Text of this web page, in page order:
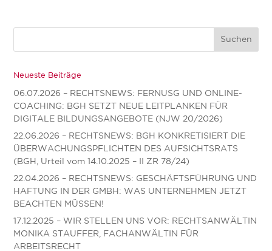
Neueste Beiträge
06.07.2026 – RECHTSNEWS: FERNUSG UND ONLINE-
COACHING: BGH SETZT NEUE LEITPLANKEN FÜR
DIGITALE BILDUNGSANGEBOTE (NJW 20/2026)
22.06.2026 – RECHTSNEWS: BGH KONKRETISIERT DIE
ÜBERWACHUNGSPFLICHTEN DES AUFSICHTSRATS
(BGH, Urteil vom 14.10.2025 – II ZR 78/24)
22.04.2026 – RECHTSNEWS: GESCHÄFTSFÜHRUNG UND
HAFTUNG IN DER GMBH: WAS UNTERNEHMEN JETZT
BEACHTEN MÜSSEN!
17.12.2025 – WIR STELLEN UNS VOR: RECHTSANWÄLTIN
MONIKA STAUFFER, FACHANWÄLTIN FÜR
ARBEITSRECHT